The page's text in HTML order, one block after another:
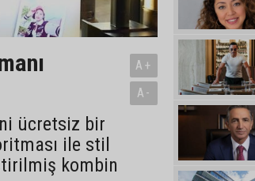
ücretsiz bir
ile stil
kombin
A+
A-